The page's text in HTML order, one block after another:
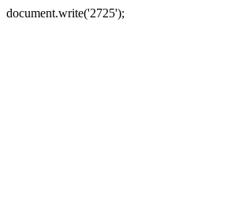
document.write('2725');